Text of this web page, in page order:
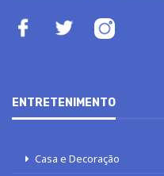
ENTRETENIMENTO
Casa e Decoração